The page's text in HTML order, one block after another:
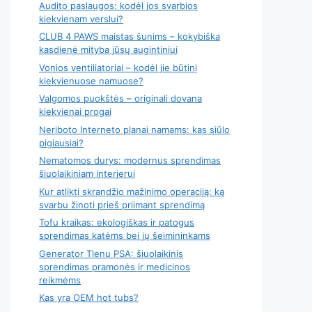
Audito paslaugos: kodėl jos svarbios
kiekvienam verslui?
CLUB 4 PAWS maistas šunims – kokybiška
kasdienė mityba jūsų augintiniui
Vonios ventiliatoriai – kodėl jie būtini
kiekvienuose namuose?
Valgomos puokštės – originali dovana
kiekvienai progai
Neriboto Interneto planai namams: kas siūlo
pigiausiai?
Nematomos durys: modernus sprendimas
šiuolaikiniam interjerui
Kur atlikti skrandžio mažinimo operaciją: ką
svarbu žinoti prieš priimant sprendimą
Tofu kraikas: ekologiškas ir patogus
sprendimas katėms bei jų šeimininkams
Generator Tlenu PSA: šiuolaikinis
sprendimas pramonės ir medicinos
reikmėms
Kas yra OEM hot tubs?